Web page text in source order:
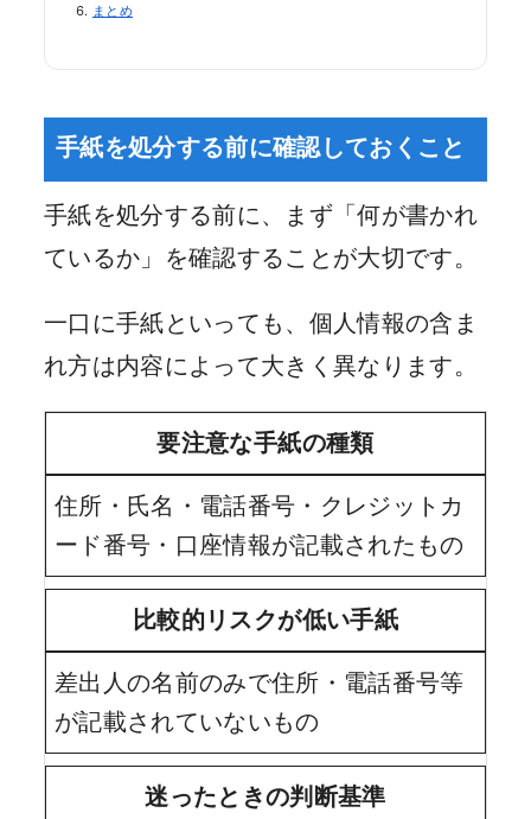
まとめ
手紙を処分する前に確認しておくこと
手紙を処分する前に、まず「何が書かれ
ているか」を確認することが大切です。
一口に手紙といっても、個人情報の含ま
れ方は内容によって大きく異なります。
要注意な手紙の種類
住所・氏名・電話番号・クレジットカ
ード番号・口座情報が記載されたもの
比較的リスクが低い手紙
差出人の名前のみで住所・電話番号等
が記載されていないもの
迷ったときの判断基準